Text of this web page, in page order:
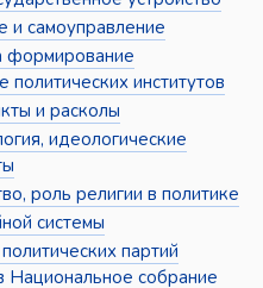
и самоуправление
формирование
институтов
и расколы
идеологические
роль религии в политике
системы
партий
Национальное собрание